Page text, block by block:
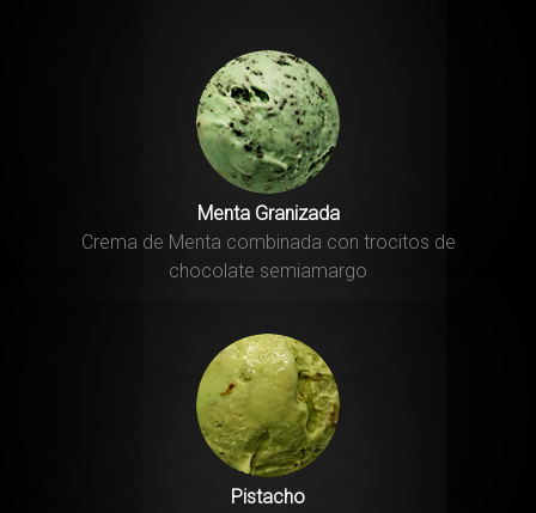
Menta Granizada
Crema de Menta combinada con trocitos de
chocolate semiamargo
Pistacho